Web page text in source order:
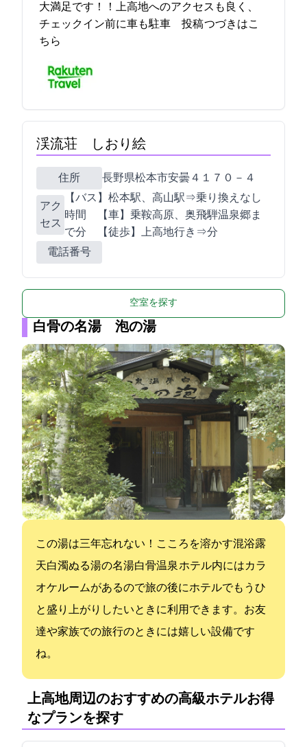
大満足です！！上高地へのアクセスも良く、
チェックイン前に車も駐車… 2021-09-16 23:51:17投稿つづきはこ
ちら
渓流荘 しおり絵
住所 長野県松本市安曇４１７０－４
アク
セス
【バス】松本駅、高山駅⇒乗り換えなし1
時間 【車】乗鞍高原、奥飛騨温泉郷ま
で20分 【徒歩】上高地行きBT⇒5分
電話番号
空室を探す
白骨の名湯 泡の湯
この湯は三年忘れない！こころを溶かす混浴露
天…白濁ぬる湯の名湯白骨温泉 ホテル内にはカラ
オケルームがあるので旅の後にホテルでもうひ
と盛り上がりしたいときに利用できます。お友
達や家族での旅行のときには嬉しい設備です
ね。
上高地周辺のおすすめの高級ホテル:お得
なプランを探す